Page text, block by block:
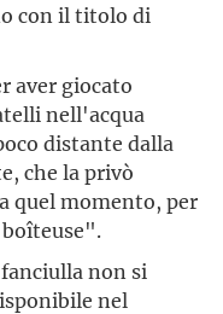
con il titolo di
aver giocato
nell'acqua
distante dalla
che la privò
quel momento, per
non si
nel